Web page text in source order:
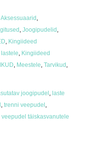
Aksessuaarid ,
, Joogipudelid ,
, Kingiideed
, Kingiideed
, Meestele, Tarvikud ,
joogipudel , laste
, trenni veepudel ,
veepudel täiskasvanutele